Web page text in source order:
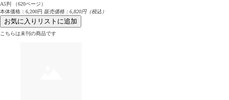
A5判 （620ページ）
本体価格：6,200円 販売価格：6,820円（税込）
お気に入りリストに追加
こちらは未刊の商品です